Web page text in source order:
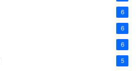
6
6
6
5